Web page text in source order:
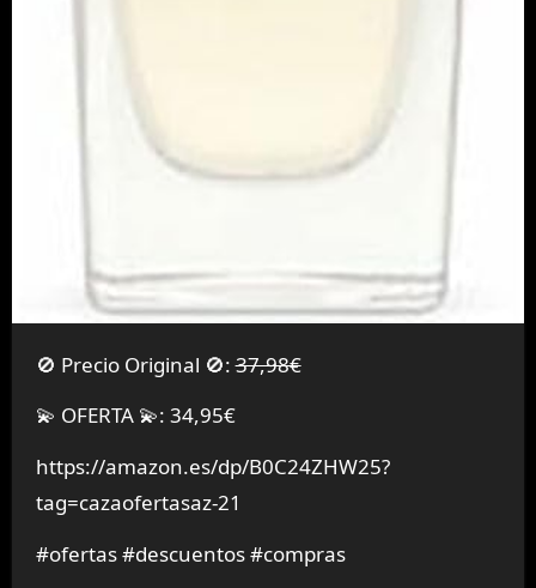
🚫 Precio Original 🚫:37,98€
💫 OFERTA 💫: 34,95€
https://amazon.es/dp/B0C24ZHW25?
tag=cazaofertasaz-21
#ofertas #descuentos #compras